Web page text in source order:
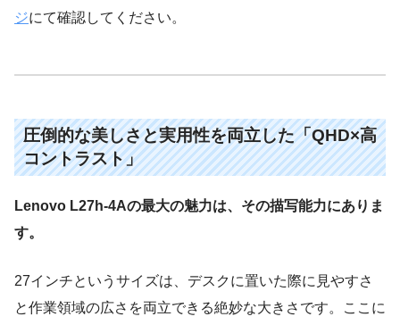
ジにて確認してください。
圧倒的な美しさと実用性を両立した「QHD×高
コントラスト」
Lenovo L27h-4Aの最大の魅力は、その描写能力にありま
す。
27インチというサイズは、デスクに置いた際に見やすさ
と作業領域の広さを両立できる絶妙な大きさです。ここに